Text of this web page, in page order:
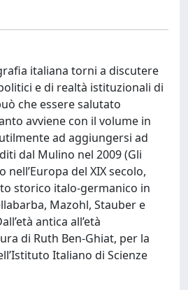
italiana torni a discutere
e di realtà istituzionali di
che essere salutato
avviene con il volume in
ad aggiungersi ad
dal Mulino nel 2009 (Gli
nell’Europa del XIX secolo,
storico italo-germanico in
Mazohl, Stauber e
antica all’età
di Ruth Ben-Ghiat, per la
Italiano di Scienze